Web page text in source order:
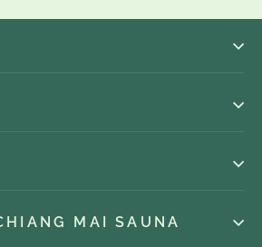
MAI SAUNA